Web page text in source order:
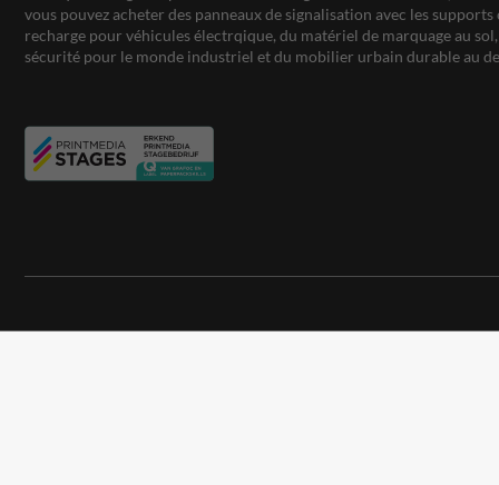
vous pouvez acheter des panneaux de signalisation avec les
recharge pour véhicules électrqique, du matériel de marquage au
sécurité pour le monde industriel et du mobilier urbain durable au